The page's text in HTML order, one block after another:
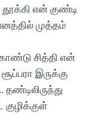
என் குண்டி
முத்தம்
சித்தி என்
இருக்கு